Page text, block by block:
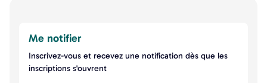
Me notifier
Inscrivez-vous et recevez une notification dès que les
inscriptions s'ouvrent